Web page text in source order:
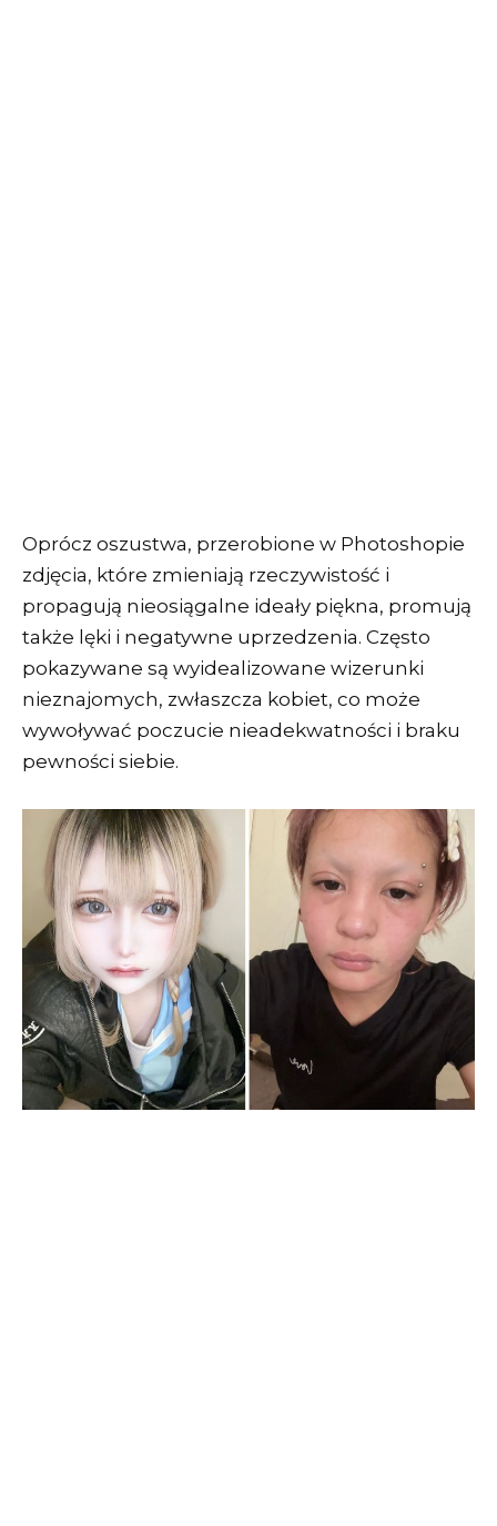
Oprócz oszustwa, przerobione w Photoshopie
zdjęcia, które zmieniają rzeczywistość i
propagują nieosiągalne ideały piękna, promują
także lęki i negatywne uprzedzenia. Często
pokazywane są wyidealizowane wizerunki
nieznajomych, zwłaszcza kobiet, co może
wywoływać poczucie nieadekwatności i braku
pewności siebie.